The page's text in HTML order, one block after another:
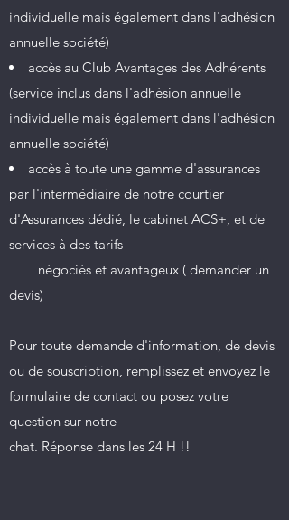
individuelle mais également dans l'adhésion
annuelle société)
accès au Club Avantages des Adhérents
(service inclus dans l'adhésion annuelle
individuelle mais également dans l'adhésion
annuelle société)
accès à toute une gamme d'assurances
par l'intermédiaire de notre courtier
d'Assurances dédié, le cabinet ACS+, et de
services à des tarifs
négociés et avantageux ( demander un
devis)
Pour toute demande d'information, de devis
ou de souscription, remplissez et envoyez le
formulaire de contact ou posez votre
question sur notre
chat. Réponse dans les 24 H !!